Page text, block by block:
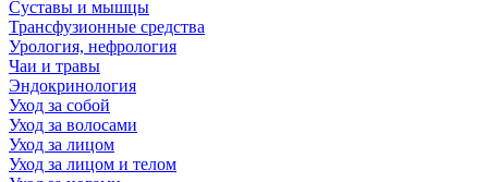
Суставы и мышцы
Трансфузионные средства
Урология, нефрология
Чаи и травы
Эндокринология
Уход за собой
Уход за волосами
Уход за лицом
Уход за лицом и телом